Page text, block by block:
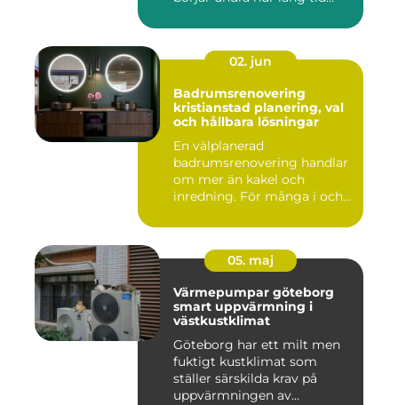
02. jun
Badrumsrenovering
kristianstad planering, val
och hållbara lösningar
En välplanerad
badrumsrenovering handlar
om mer än kakel och
inredning. För många i och
05. maj
Värmepumpar göteborg
smart uppvärmning i
västkustklimat
Göteborg har ett milt men
fuktigt kustklimat som
ställer särskilda krav på
uppvärmningen av